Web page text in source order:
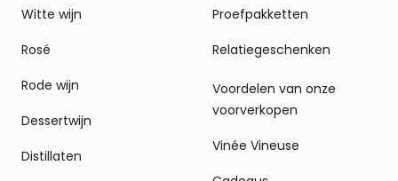
Witte wijn
Rosé
Rode wijn
Dessertwijn
Distillaten
Proefpakketten
Relatiegeschenken
Voordelen van onze
voorverkopen
Vinée Vineuse